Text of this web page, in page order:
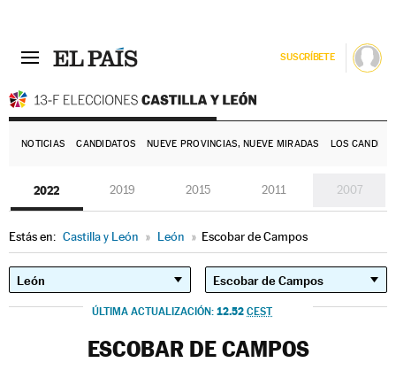
SUSCRÍBETE
NOTICIAS CANDIDATOS NUEVE PROVINCIAS, NUEVE MIRADAS LOS
2022 2019 2015 2011 2007
Estás en: Castilla y León » León » Escobar de Campos
ÚLTIMA ACTUALIZACIÓN: 12.52 CEST
ESCOBAR DE CAMPOS